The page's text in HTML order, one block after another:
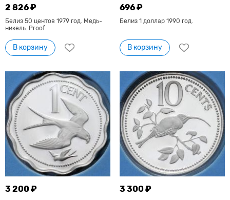
2 826 ₽
Белиз 50 центов 1979 год. Медь-
никель. Proof
В корзину
696 ₽
Белиз 1 доллар 1990 год.
В корзину
3 200 ₽ 3 300 ₽